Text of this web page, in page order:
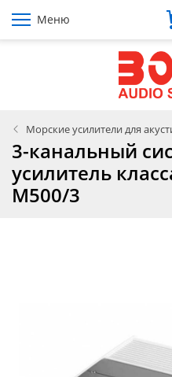
Меню
Морские усилители для
3-канальный
усилитель
M500/3